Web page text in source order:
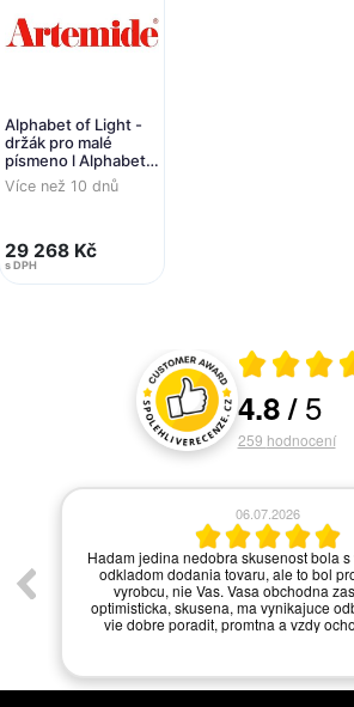
Alphabet of Light -
držák pro malé
písmeno l Alphabet
of light - ARTEMIDE
Více než 10 dnů
29 268 Kč
s DPH
Hodnocení a
Průměrné
4.8/5
259 hodnocení
06.07.2026
Hadam jedina nedobra skusenost bola
odkladom dodania tovaru, ale to bol
vyrobcu, nie Vas. Vasa obchodna
optimisticka, skusena, ma vynikajuce
vie dobre poradit, promtna a vzdy